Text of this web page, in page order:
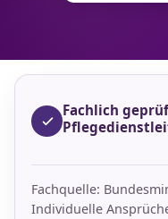
Fachlich
Fachquelle:
Individuelle